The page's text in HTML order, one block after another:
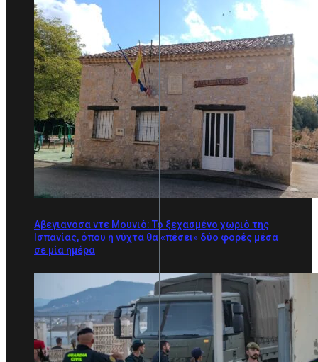
Αβεγιανόσα ντε Μουνιό: Το ξεχασμένο χωριό της
Ισπανίας, όπου η νύχτα θα «πέσει» δύο φορές μέσα
σε μία ημέρα